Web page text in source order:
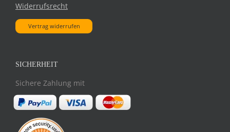
Widerrufsrecht
Vertrag widerrufen
SICHERHEIT
Sichere Zahlung mit